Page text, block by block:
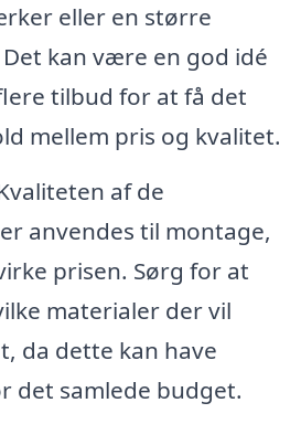
eller en større
kan være en god idé
tilbud for at få det
mellem pris og kvalitet.
af de
anvendes til montage,
prisen. Sørg for at
materialer der vil
da dette kan have
det samlede budget.